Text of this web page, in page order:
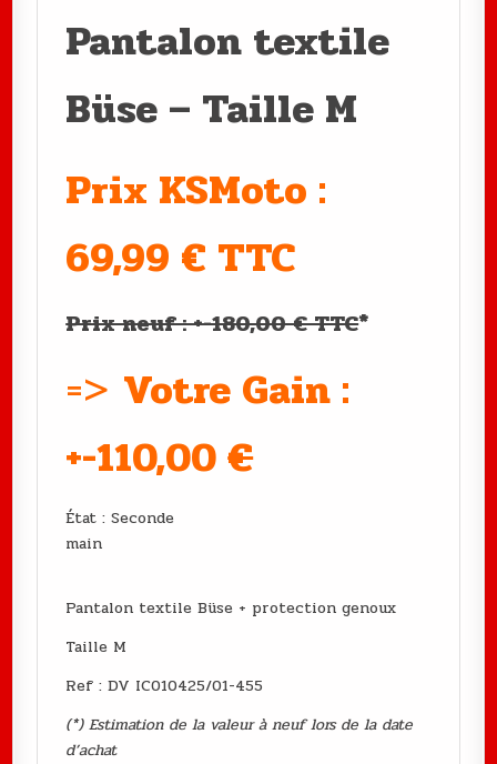
Pantalon textile
Büse – Taille M
Prix KSMoto :
69,99 € TTC
Prix neuf : +-180,00 € TTC*
=> Votre Gain :
+-110,00€
État : Seconde
main
Pantalon textile Büse + protection genoux
Taille M
Ref : DV IC010425/01-455
(*) Estimation de la valeur à neuf lors de la date
d’achat